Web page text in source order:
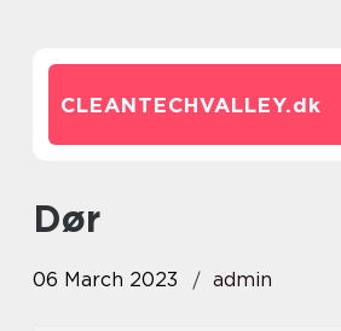
CLEANTECHVALLEY.dk
dør
06 March 2023 admin